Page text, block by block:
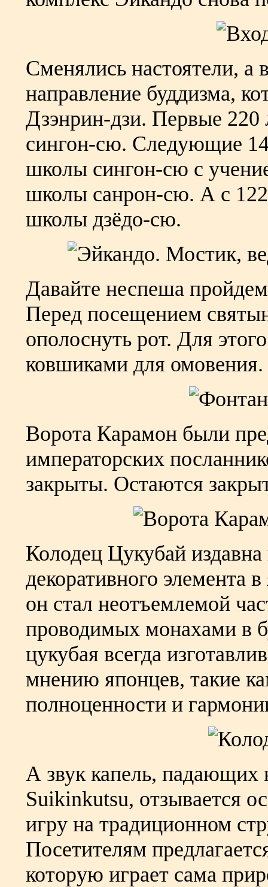
Сменялись настоятели, а
направление буддизма,
Дзэнрин-дзи. Первые
сингон-сю. Следующие
школы сингон-сю с
школы санрон-сю. А с
школы дзёдо-сю.
Давайте неспеша
Перед посещением
ополоснуть рот. Для
ковшиками для омовения.
Ворота Карамон были
императорских
закрыты. Остаются
Колодец Цукубай издавна
декоративного элемента
он стал неотъемлемой
проводимых монахами в
цукубая всегда
мнению японцев, такие
полноценности и
А звук капель, падающих
Suikinkutsu, отзывается
игру на традиционном
Посетителям
которую играет сама